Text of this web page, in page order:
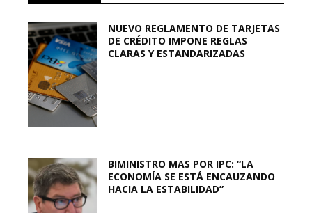
NUEVO REGLAMENTO DE TARJETAS
DE CRÉDITO IMPONE REGLAS
CLARAS Y ESTANDARIZADAS
BIMINISTRO MAS POR IPC: “LA
ECONOMÍA SE ESTÁ ENCAUZANDO
HACIA LA ESTABILIDAD”